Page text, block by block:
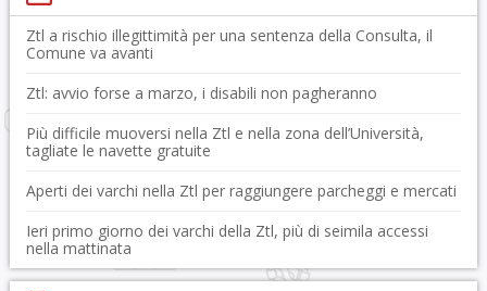
Ztl a rischio illegittimità per una sentenza della Consulta, il
Comune va avanti
Ztl: avvio forse a marzo, i disabili non pagheranno
Più difficile muoversi nella Ztl e nella zona dell’Università,
tagliate le navette gratuite
Aperti dei varchi nella Ztl per raggiungere parcheggi e mercati
Ieri primo giorno dei varchi della Ztl, più di seimila accessi
nella mattinata